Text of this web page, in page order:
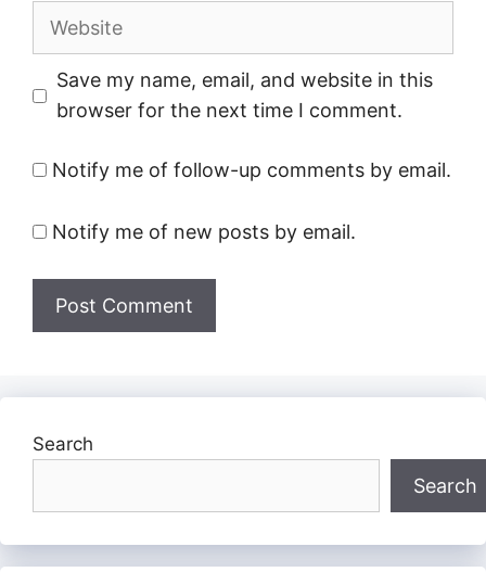
Website
Save my name, email, and website in this
browser for the next time I comment.
Notify me of follow-up comments by email.
Notify me of new posts by email.
Search
Search